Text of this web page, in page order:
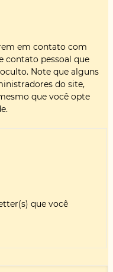
em contato com
contato pessoal que
Note que alguns
do site,
que você opte
que você